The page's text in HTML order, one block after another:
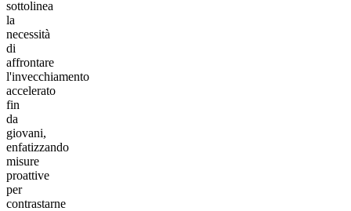
sottolinea
la
necessità
di
affrontare
l'invecchiamento
accelerato
fin
da
giovani,
enfatizzando
misure
proattive
per
contrastarne